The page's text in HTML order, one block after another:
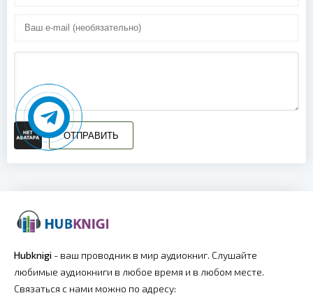
ОТПРАВИТЬ
Hubknigi - ваш проводник в мир аудиокниг. Слушайте
любимые аудиокниги в любое время и в любом месте.
Связаться с нами можно по адресу: